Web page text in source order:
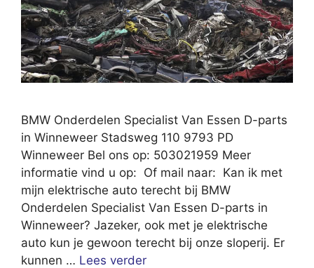
BMW Onderdelen Specialist Van Essen D-parts
in Winneweer Stadsweg 110 9793 PD
Winneweer Bel ons op: 503021959 Meer
informatie vind u op: Of mail naar: Kan ik met
mijn elektrische auto terecht bij BMW
Onderdelen Specialist Van Essen D-parts in
Winneweer? Jazeker, ook met je elektrische
auto kun je gewoon terecht bij onze sloperij. Er
kunnen … Lees verder